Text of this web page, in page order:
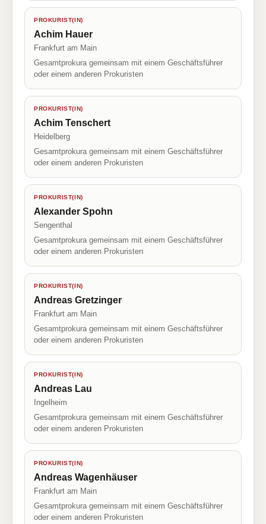
PROKURIST(IN)
Achim Hauer
Frankfurt am Main
Gesamtprokura gemeinsam mit einem Geschäftsführer
oder einem anderen Prokuristen
PROKURIST(IN)
Achim Tenschert
Heidelberg
Gesamtprokura gemeinsam mit einem Geschäftsführer
oder einem anderen Prokuristen
PROKURIST(IN)
Alexander Spohn
Sengenthal
Gesamtprokura gemeinsam mit einem Geschäftsführer
oder einem anderen Prokuristen
PROKURIST(IN)
Andreas Gretzinger
Frankfurt am Main
Gesamtprokura gemeinsam mit einem Geschäftsführer
oder einem anderen Prokuristen
PROKURIST(IN)
Andreas Lau
Ingelheim
Gesamtprokura gemeinsam mit einem Geschäftsführer
oder einem anderen Prokuristen
PROKURIST(IN)
Andreas Wagenhäuser
Frankfurt am Main
Gesamtprokura gemeinsam mit einem Geschäftsführer
oder einem anderen Prokuristen